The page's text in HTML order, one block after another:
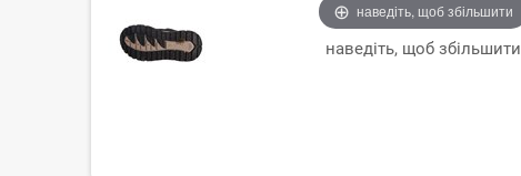
наведіть, щоб збільшити
наведіть, щоб збільшити